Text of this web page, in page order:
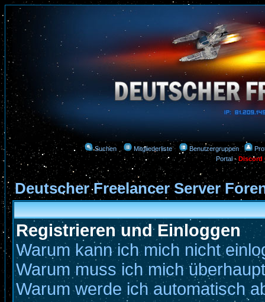
Suchen Mitgliederliste Benutzergruppen
Portal-Discord
Deutscher Freelancer Server
Registrieren und Einloggen
Warum kann ich mich nicht
Warum muss ich mich
Warum werde ich automatisch